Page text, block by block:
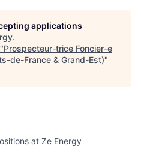
applications
.
Prospecteur-trice Foncier-e
de-France & Grand-Est)"
at Ze Energy